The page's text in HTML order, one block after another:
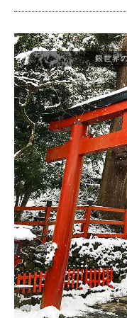
銀世界